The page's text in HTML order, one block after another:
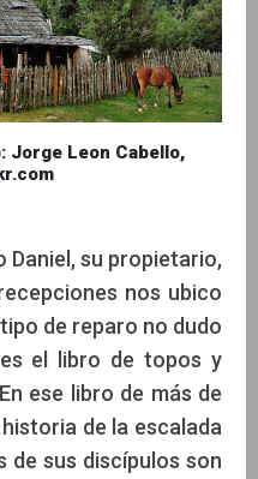
Jorge Leon Cabello,
Daniel, su propietario,
nos ubico
de reparo no dudo
el libro de topos y
ese libro de más de
de la escalada
de sus discípulos son